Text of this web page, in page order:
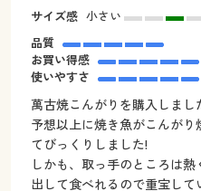
サイズ感 小さい
品質
お買い得感
使いやすさ
萬古焼こんがりを購入しまし
予想以上に焼き魚がこんが
てびっくりしました!
しかも、取っ手のところは
出して食べれるので重宝して